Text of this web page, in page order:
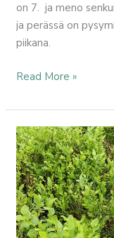
on 7. ja meno
ja perässä on
piikana.
Read More »
Uusi
lelu
–
aktivointipeli